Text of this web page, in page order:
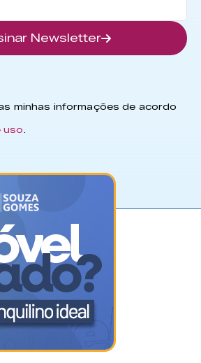
Newsletter
minhas informações de acordo
uso.